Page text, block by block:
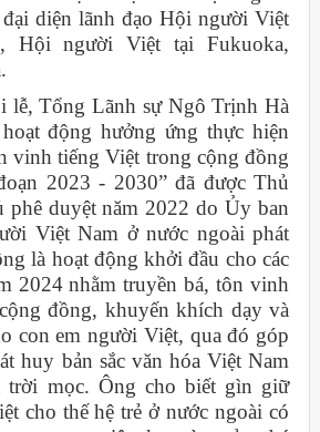
diện lãnh đạo Hội người Việt
Hội người Việt tại Fukuoka,
lễ, Tổng Lãnh sự Ngô Trịnh Hà
động hưởng ứng thực hiện
vinh tiếng Việt trong cộng đồng
2023 - 2030” đã được Thủ
phê duyệt năm 2022 do Ủy ban
Việt Nam ở nước ngoài phát
là hoạt động khởi đầu cho các
2024 nhằm truyền bá, tôn vinh
đồng, khuyến khích dạy và
con em người Việt, qua đó góp
huy bản sắc văn hóa Việt Nam
trời mọc. Ông cho biết gìn giữ
cho thế hệ trẻ ở nước ngoài có